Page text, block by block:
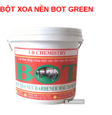
BỘT XOA NỀN BOT GREEN